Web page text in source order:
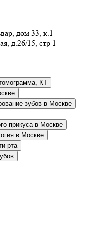
дом 33, к.1
д.26/15, стр 1
КТ
зубов в Москве
прикуса в Москве
в Москве
рта